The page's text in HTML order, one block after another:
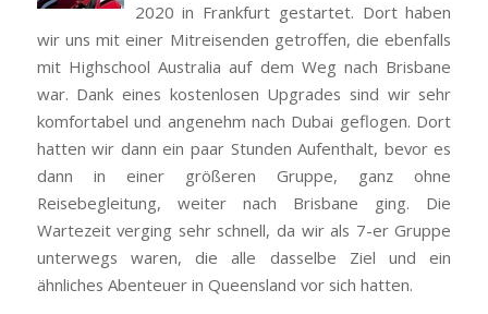
2020 in Frankfurt gestartet. Dort haben
wir uns mit einer Mitreisenden getroffen, die ebenfalls
mit Highschool Australia auf dem Weg nach Brisbane
war. Dank eines kostenlosen Upgrades sind wir sehr
komfortabel und angenehm nach Dubai geflogen. Dort
hatten wir dann ein paar Stunden Aufenthalt, bevor es
dann in einer größeren Gruppe, ganz ohne
Reisebegleitung, weiter nach Brisbane ging. Die
Wartezeit verging sehr schnell, da wir als 7-er Gruppe
unterwegs waren, die alle dasselbe Ziel und ein
ähnliches Abenteuer in Queensland vor sich hatten.